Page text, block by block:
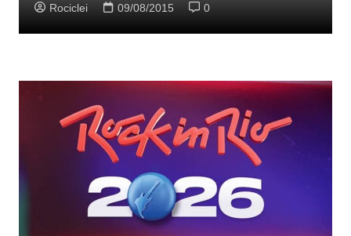
Rociclei 09/08/2015 0